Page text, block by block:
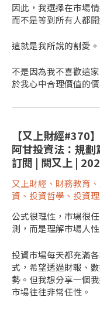
因此，我選擇在市場
而不是等到所有人都
這就是我所說的割愛。
不是因為我不喜歡這
於我心中合理價值的
【又上財經#370
阿甘投資法：規
訂閱 | 闕又上 |
又上財經 、 財務教育 、
資 、 投資哲學 、 投資
公式很理性，市場很
測，而是理解市場人性
投資市場每天都充滿
式，希望透過財報、
勢。但我想分享一個
市場往往非常任性。